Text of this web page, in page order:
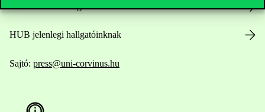
Oktatói elérhetőségek
HUB jelenlegi hallgatóinknak
Sajtó: press@uni-corvinus.hu